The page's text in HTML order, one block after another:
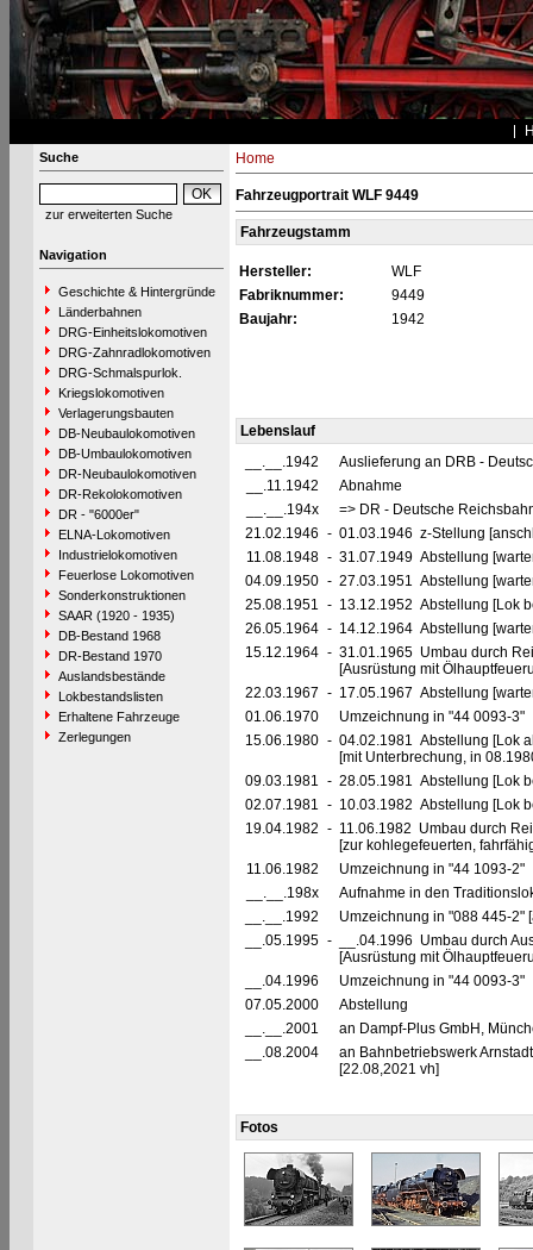
Suche
zur erweiterten Suche
Navigation
Geschichte & Hintergründe
Länderbahnen
DRG-Einheitslokomotiven
DRG-Zahnradlokomotiven
DRG-Schmalspurlok.
Kriegslokomotiven
Verlagerungsbauten
DB-Neubaulokomotiven
DB-Umbaulokomotiven
DR-Neubaulokomotiven
DR-Rekolokomotiven
DR - "6000er"
ELNA-Lokomotiven
Industrielokomotiven
Feuerlose Lokomotiven
Sonderkonstruktionen
SAAR (1920 - 1935)
DB-Bestand 1968
DR-Bestand 1970
Auslandsbestände
Lokbestandslisten
Erhaltene Fahrzeuge
Zerlegungen
Home
Fahrzeugportrait WLF 9449
Fahrzeugstamm
Hersteller:
WLF
Fabriknummer:
9449
Baujahr:
1942
Lebenslauf
__.__.1942
Auslieferung an DRB -
__.11.1942
Abnahme
__.__.194x
=> DR - Deutsche
21.02.1946 - 01.03.1946 z-Stellung
11.08.1948 - 31.07.1949 Abstellung
04.09.1950 - 27.03.1951 Abstellung
25.08.1951 - 13.12.1952 Abstellung [Lok
26.05.1964 - 14.12.1964 Abstellung
15.12.1964 - 31.01.1965 Umbau durch
[Ausrüstung mit
22.03.1967 - 17.05.1967 Abstellung
01.06.1970
Umzeichnung in "44 0093-3"
15.06.1980 - 04.02.1981 Abstellung [Lok
[mit Unterbrechung, in
09.03.1981 - 28.05.1981 Abstellung [Lok
02.07.1981 - 10.03.1982 Abstellung [Lok
19.04.1982 - 11.06.1982 Umbau durch
[zur kohlegefeuerten,
11.06.1982
Umzeichnung in "44 1093-2"
__.__.198x
Aufnahme in den
__.__.1992
Umzeichnung in "088 445-2"
__.05.1995 -
__.04.1996 Umbau durch
[Ausrüstung mit
__.04.1996
Umzeichnung in "44 0093-3"
07.05.2000
Abstellung
__.__.2001
an Dampf-Plus GmbH,
__.08.2004
an Bahnbetriebswerk
[22.08,2021 vh]
Fotos